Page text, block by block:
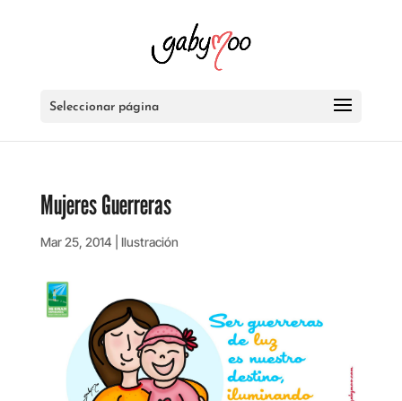
Seleccionar página
Mujeres Guerreras
Mar 25, 2014 Ilustración